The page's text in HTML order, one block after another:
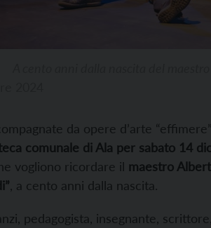
da opere d’arte
comunale di Ala per sabato 14
vogliono ricordare il maestro
, a cento anni dalla nascita.
pedagogista, insegnante,